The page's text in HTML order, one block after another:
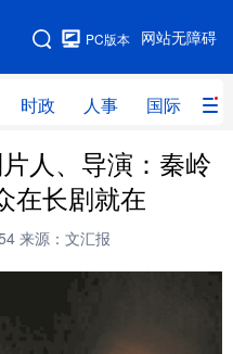
网站无障碍
PC版本
时政 人事 国际 财
图
时政 人事
网评
人、导演：秦岭
在长剧就在
来源：文汇报